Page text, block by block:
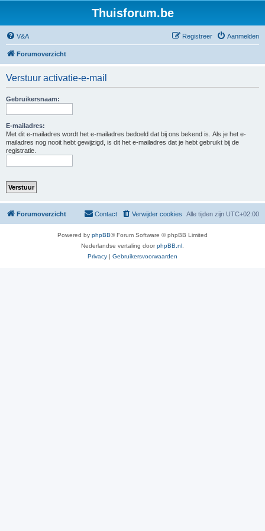
Thuisforum.be
V&A Aanmelden
Registreer
Forumoverzicht
Verstuur activatie-e-mail
Gebruikersnaam:
E-mailadres:
Met dit e-mailadres wordt het e-mailadres bedoeld dat bij ons bekend is. Als je het e-
mailadres nog nooit hebt gewijzigd, is dit het e-mailadres dat je hebt gebruikt bij de
registratie.
Forumoverzicht Alle tijden zijn UTC+02:00
Verwijder cookies
Contact
Powered by phpBB® Forum Software © phpBB Limited
Nederlandse vertaling doorphpBB.nl
Privacy | Gebruikersvoorwaarden